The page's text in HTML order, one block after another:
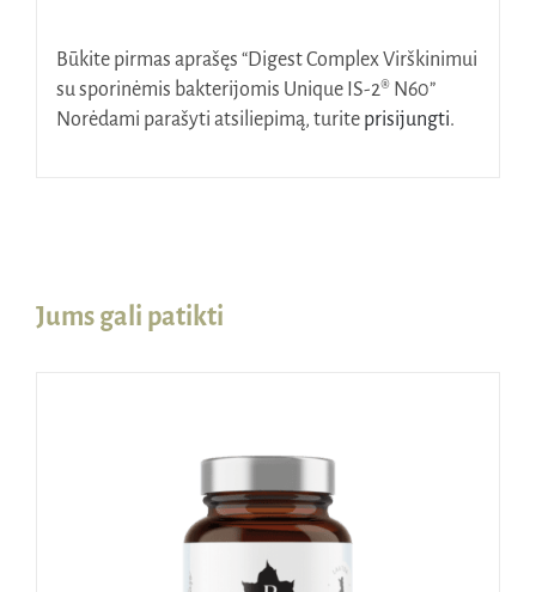
Būkite pirmas aprašęs “Digest Complex Virškinimui
su sporinėmis bakterijomis Unique IS-2® N60”
Norėdami parašyti atsiliepimą, turite prisijungti.
Jums gali patikti